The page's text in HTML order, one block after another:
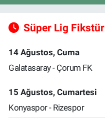
Süper Lig Fikstür
14 Ağustos, Cuma
Galatasaray - Çorum FK
15 Ağustos, Cumartesi
Konyaspor - Rizespor